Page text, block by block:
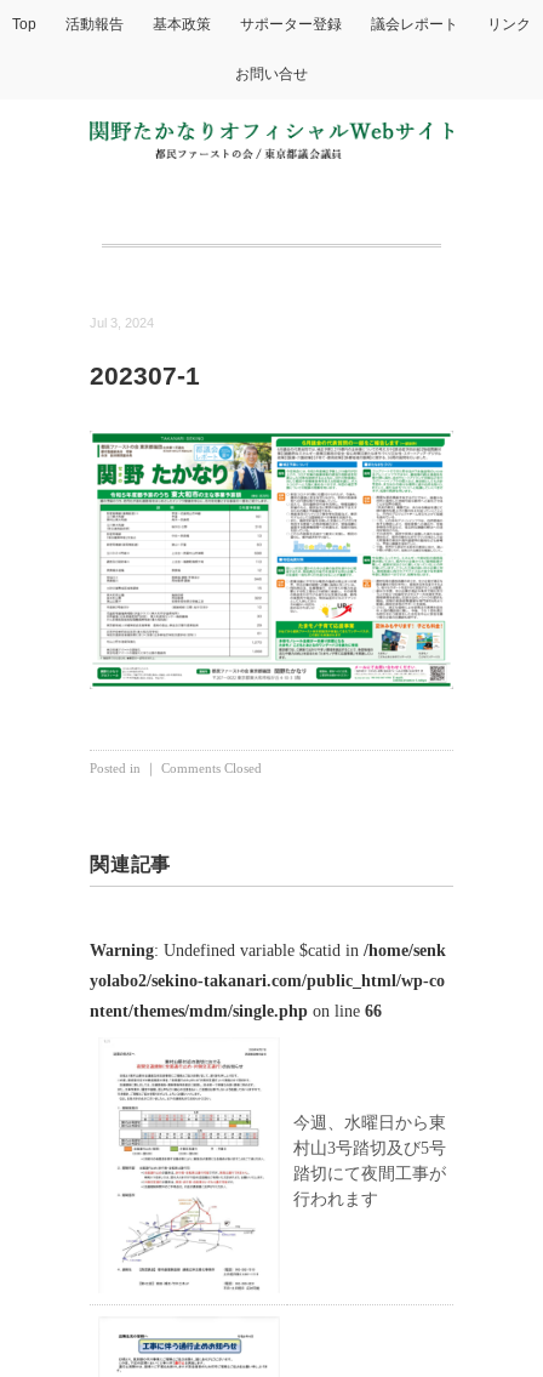
Top 活動報告 基本政策 サポーター登録 議会レポート リンク
お問い合せ
Jul 3, 2024
202307-1
Posted in ｜ Comments Closed
関連記事
Warning: Undefined variable $catid in /home/senk
yolabo2/sekino-takanari.com/public_html/wp-co
ntent/themes/mdm/single.php on line 66
今週、水曜日から東
村山3号踏切及び5号
踏切にて夜間工事が
行われます